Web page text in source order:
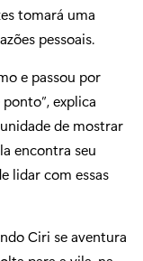
tomará uma
pessoais.
e passou por
explica
de mostrar
encontra seu
lidar com essas
Ciri se aventura